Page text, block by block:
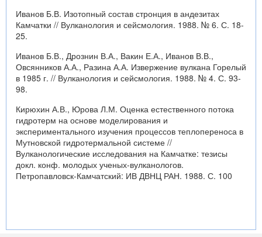
Иванов Б.В. Изотопный состав стронция в андезитах
Камчатки // Вулканология и сейсмология. 1988. № 6. С. 18-
25.
Иванов Б.В., Дрознин В.А., Вакин Е.А., Иванов В.В.,
Овсянников А.А., Разина А.А. Извержение вулкана Горелый
в 1985 г. // Вулканология и сейсмология. 1988. № 4. С. 93-
98.
Кирюхин А.В., Юрова Л.М. Оценка естественного потока
гидротерм на основе моделирования и
экспериментального изучения процессов теплопереноса в
Мутновской гидротермальной системе //
Вулканологические исследования на Камчатке: тезисы
докл. конф. молодых ученых-вулканологов.
Петропавловск-Камчатский: ИВ ДВНЦ РАН. 1988. С. 100